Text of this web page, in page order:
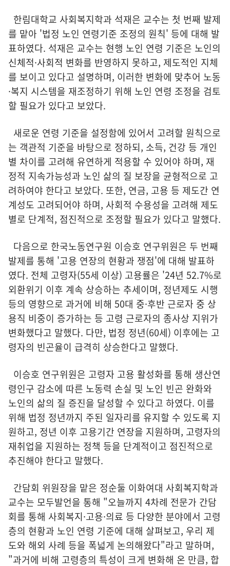
한림대학교 사회복지학과 석재은 교수는 첫 번째 발제
를 맡아 '법정 노인 연령기준 조정의 원칙' 등에 대해 발
표하였다. 석재은 교수는 현행 노인 연령 기준은 노인의
신체적·사회적 변화를 반영하지 못하고, 제도적인 지체
를 보이고 있다고 설명하며, 이러한 변화에 맞추어 노동
·복지 시스템을 재조정하기 위해 노인 연령 조정을 검토
할 필요가 있다고 보았다.
새로운 연령 기준을 설정함에 있어서 고려할 원칙으로
는 객관적 기준을 바탕으로 정하되, 소득, 건강 등 개인
별 차이를 고려해 유연하게 적용할 수 있어야 하며, 재
정적 지속가능성과 노인 삶의 질 보장을 균형적으로 고
려하여야 한다고 보았다. 또한, 연금, 고용 등 제도간 연
계성도 고려되어야 하며, 사회적 수용성을 고려해 제도
별로 단계적, 점진적으로 조정할 필요가 있다고 말했다.
다음으로 한국노동연구원 이승호 연구위원은 두 번째
발제를 통해 '고용 연장의 현황과 쟁점'에 대해 발표하
였다. 전체 고령자(55세 이상) 고용률은 '24년 52.7%로
외환위기 이후 계속 상승하는 추세이며, 정년제도 시행
등의 영향으로 과거에 비해 50대 중·후반 근로자 중 상
용직 비중이 증가하는 등 고령 근로자의 종사상 지위가
변화했다고 말했다. 다만, 법정 정년(60세) 이후에는 고
령자의 빈곤율이 급격히 상승한다고 말했다.
이승호 연구위원은 고령자 고용 활성화를 통해 생산연
령인구 감소에 따른 노동력 손실 및 노인 빈곤 완화와
노인의 삶의 질 증진을 달성할 수 있다고 하였다. 이를
위해 법정 정년까지 주된 일자리를 유지할 수 있도록 지
원하고, 정년 이후 고용기간 연장을 지원하며, 고령자의
재취업을 지원하는 정책 등을 단계적이고 점진적으로
추진해야 한다고 말했다.
간담회 위원장을 맡은 정순둘 이화여대 사회복지학과
교수는 모두발언을 통해 "오늘까지 4차례 전문가 간담
회를 통해 사회복지·고용·의료 등 다양한 분야에서 고령
층의 현황과 노인 연령 기준에 대해 살펴보고, 우리 제
도와 해외 사례 등을 폭넓게 논의해왔다"라고 말하며,
"과거에 비해 고령층의 특성이 크게 변화해 온 만큼, 합